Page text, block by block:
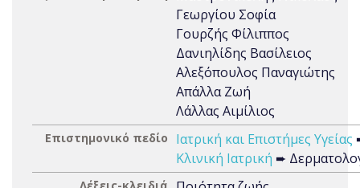
Γεωργίου Σοφία
Γουρζής Φίλιππος
Δανιηλίδης Βασίλειος
Αλεξόπουλος Παναγιώτης
Απάλλα Ζωή
Λάλλας Αιμίλιος
Επιστημονικό πεδίο Ιατρική και Επιστήμες Υγείας
Κλινική Ιατρική ➨